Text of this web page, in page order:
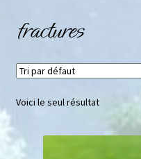
Galets pouce anti-stress
Pendentifs sifflet et fioles
Mini géodes
Bougies lithothérapie
fractures
Voici le seul résultat